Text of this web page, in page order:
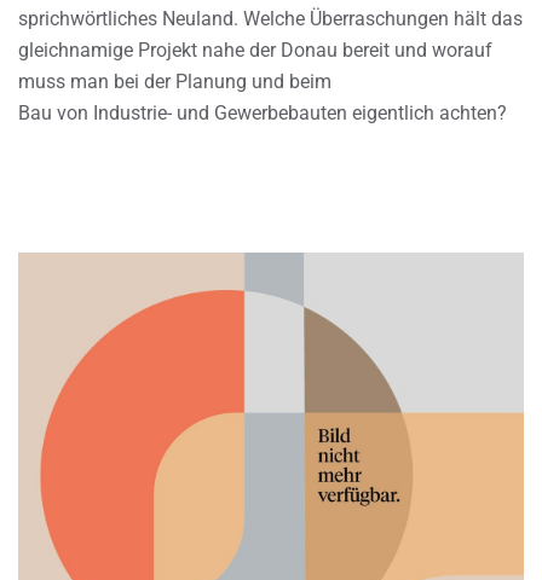
sprichwörtliches Neuland. Welche Überraschungen hält das
gleichnamige Projekt nahe der Donau bereit und worauf
muss man bei der Planung und beim
Bau von Industrie- und Gewerbebauten eigentlich achten?